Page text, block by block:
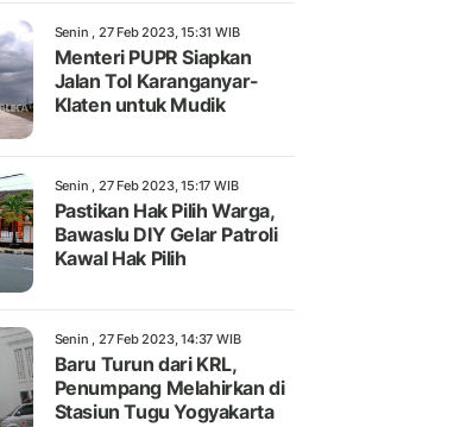
Senin , 27 Feb 2023, 15:31 WIB
Menteri PUPR Siapkan
Jalan Tol Karanganyar-
Klaten untuk Mudik
Senin , 27 Feb 2023, 15:17 WIB
Pastikan Hak Pilih Warga,
Bawaslu DIY Gelar Patroli
Kawal Hak Pilih
Senin , 27 Feb 2023, 14:37 WIB
Baru Turun dari KRL,
Penumpang Melahirkan di
Stasiun Tugu Yogyakarta